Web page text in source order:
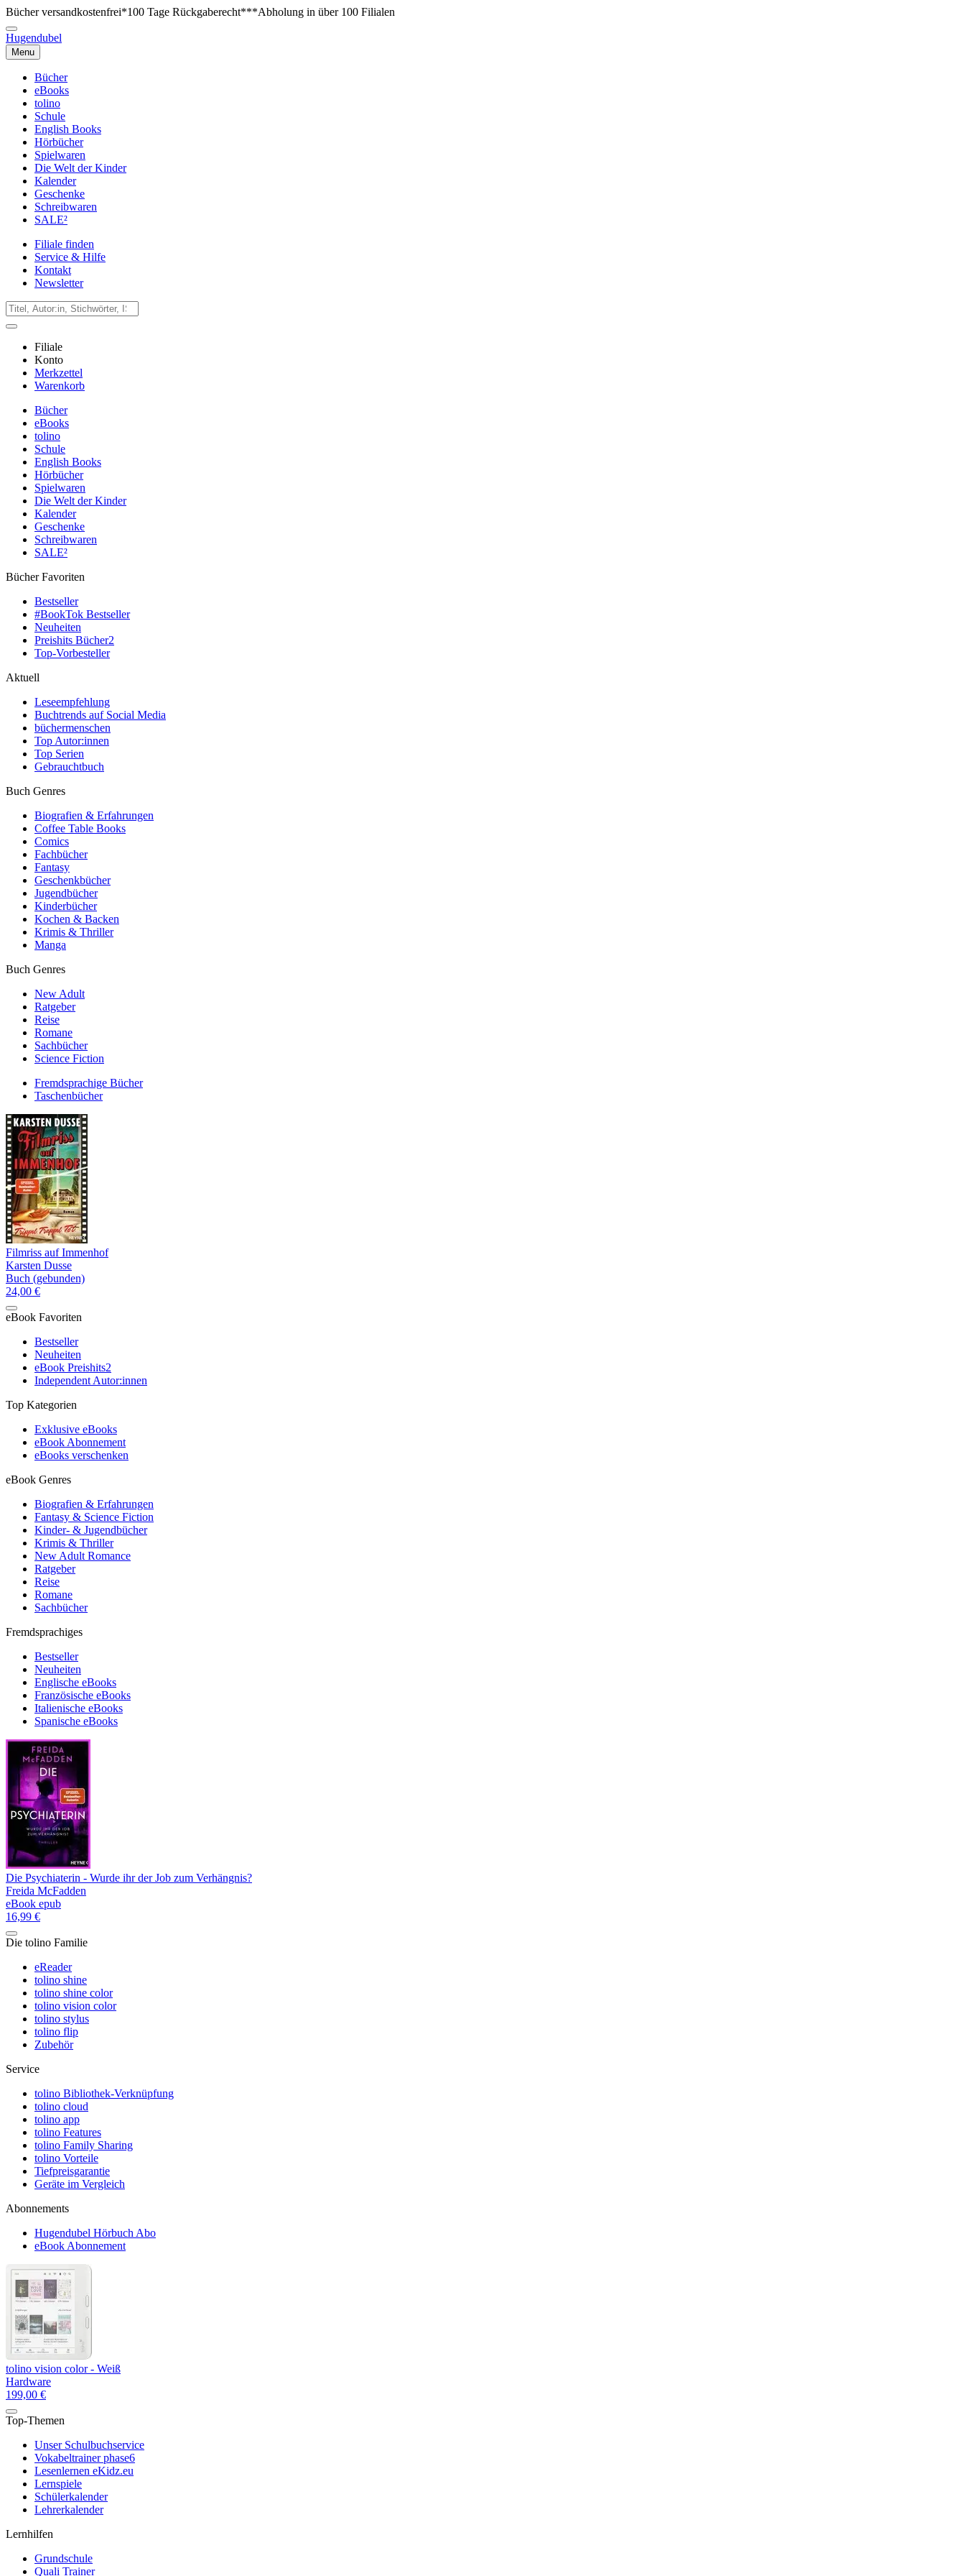
Bücher versandkostenfrei*100 Tage Rückgaberecht***Abholung in über 100 Filialen
Hugendubel
Menu
Bücher
eBooks
tolino
Schule
English Books
Hörbücher
Spielwaren
Die Welt der Kinder
Kalender
Geschenke
Schreibwaren
SALE²
Filiale finden
Service & Hilfe
Kontakt
Newsletter
Filiale
Konto
Merkzettel
Warenkorb
Bücher
eBooks
tolino
Schule
English Books
Hörbücher
Spielwaren
Die Welt der Kinder
Kalender
Geschenke
Schreibwaren
SALE²
Bücher Favoriten
Bestseller
#BookTok Bestseller
Neuheiten
Preishits Bücher2
Top-Vorbesteller
Aktuell
Leseempfehlung
Buchtrends auf Social Media
büchermenschen
Top Autor:innen
Top Serien
Gebrauchtbuch
Buch Genres
Biografien & Erfahrungen
Coffee Table Books
Comics
Fachbücher
Fantasy
Geschenkbücher
Jugendbücher
Kinderbücher
Kochen & Backen
Krimis & Thriller
Manga
Buch Genres
New Adult
Ratgeber
Reise
Romane
Sachbücher
Science Fiction
Fremdsprachige Bücher
Taschenbücher
Filmriss auf Immenhof
Karsten Dusse
Buch (gebunden)
24,00 €
eBook Favoriten
Bestseller
Neuheiten
eBook Preishits2
Independent Autor:innen
Top Kategorien
Exklusive eBooks
eBook Abonnement
eBooks verschenken
eBook Genres
Biografien & Erfahrungen
Fantasy & Science Fiction
Kinder- & Jugendbücher
Krimis & Thriller
New Adult Romance
Ratgeber
Reise
Romane
Sachbücher
Fremdsprachiges
Bestseller
Neuheiten
Englische eBooks
Französische eBooks
Italienische eBooks
Spanische eBooks
Die Psychiaterin - Wurde ihr der Job zum Verhängnis?
Freida McFadden
eBook epub
16,99 €
Die tolino Familie
eReader
tolino shine
tolino shine color
tolino vision color
tolino stylus
tolino flip
Zubehör
Service
tolino Bibliothek-Verknüpfung
tolino cloud
tolino app
tolino Features
tolino Family Sharing
tolino Vorteile
Tiefpreisgarantie
Geräte im Vergleich
Abonnements
Hugendubel Hörbuch Abo
eBook Abonnement
tolino vision color - Weiß
Hardware
199,00 €
Top-Themen
Unser Schulbuchservice
Vokabeltrainer phase6
Lesenlernen eKidz.eu
Lernspiele
Schülerkalender
Lehrerkalender
Lernhilfen
Grundschule
Quali Trainer